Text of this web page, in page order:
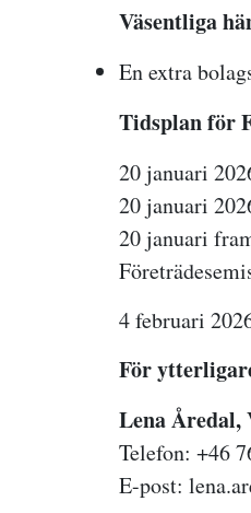
Väsentliga
En extra
Tidsplan för
20 januari
20 januari
20 januari
4 februari
För
Lena
Telefon:
E-post: